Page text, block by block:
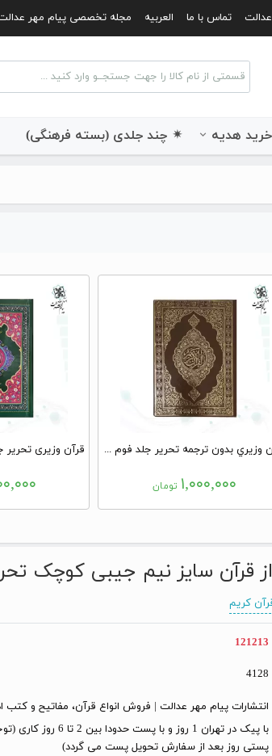
تماس با ما العربیه مجله تخصصی پیام مهر
هدیه ✴ چند جلدی (بسته فرهنگی)
قرآن وزيري بدون ترجمه تحرير جلد فوم جديد
۱,۰۰۰,۰۰۰ تومان
کریم
121213
4128
انتشارات پیام مهر عدالت | فروش انواع قرآن، مفاتیح و کتب
با پیک در تهران 1 روز و با پست
پستی روز بعد از سفارش تحویل پست می گردد)